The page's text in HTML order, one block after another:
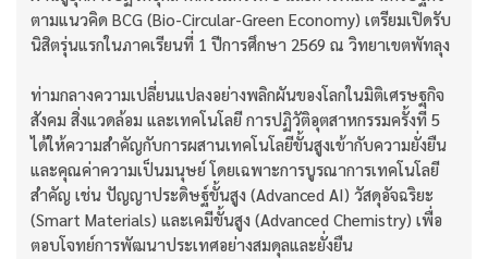
ตามแนวคิด BCG (Bio-Circular-Green Economy) เตรียมเปิดรับ
นิสิตรุ่นแรกในภาคเรียนที่ 1 ปีการศึกษา 2569 ณ วิทยาเขตพัทลุง
ท่ามกลางความเปลี่ยนแปลงอย่างพลิกผันของโลกในมิติเศรษฐกิจ
สังคม สิ่งแวดล้อม และเทคโนโลยี การปฏิวัติอุตสาหกรรมครั้งที่ 5
ได้ให้ความสำคัญกับการผสานเทคโนโลยีขั้นสูงเข้ากับความยั่งยืน
และคุณค่าความเป็นมนุษย์ โดยเฉพาะการบูรณาการเทคโนโลยี
สำคัญ เช่น ปัญญาประดิษฐ์ขั้นสูง (Advanced AI) วัสดุอัจฉริยะ
(Smart Materials) และเคมีขั้นสูง (Advanced Chemistry) เพื่อ
ตอบโจทย์การพัฒนาประเทศอย่างสมดุลและยั่งยืน